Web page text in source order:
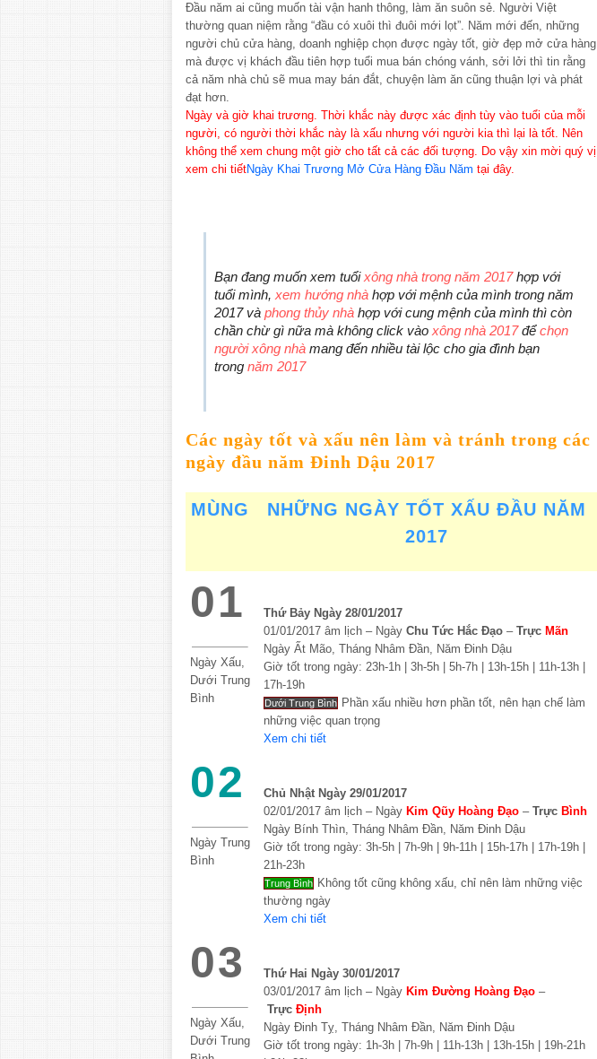
Đầu năm ai cũng muốn tài vận hanh thông, làm ăn suôn sẻ. Người Việt
thường quan niệm rằng “đầu có xuôi thì đuôi mới lọt”. Năm mới đến, những
người chủ cửa hàng, doanh nghiệp chọn được ngày tốt, giờ đẹp mở cửa hàng
mà được vị khách đầu tiên hợp tuổi mua bán chóng vánh, sởi lởi thì tin rằng
cả năm nhà chủ sẽ mua may bán đắt, chuyện làm ăn cũng thuận lợi và phát
đạt hơn.
Ngày và giờ khai trương. Thời khắc này được xác định tùy vào tuổi của mỗi
người, có người thời khắc này là xấu nhưng với người kia thì lại là tốt. Nên
không thể xem chung một giờ cho tất cả các đối tượng. Do vậy xin mời quý vị
xem chi tiếtNgày Khai Trương Mở Cửa Hàng Đầu Năm tại đây.
Bạn đang muốn xem tuổixông nhà trong năm 2017hợp với
tuổi mình, xem hướng nhà hợp với mệnh của mình trong năm
2017 và phong thủy nhà hợp với cung mệnh của mình thì còn
chần chừ gì nữa mà không click vào xông nhà 2017đểchọn
người xông nhà mang đến nhiều tài lộc cho gia đình bạn
trong năm 2017
Các ngày tốt và xấu nên làm và tránh trong các
ngày đầu năm Đinh Dậu 2017
MÙNG
NHỮNG NGÀY TỐT XẤU ĐẦU NĂM
2017
01
Ngày Xấu,
Dưới Trung
Bình
Thứ Bảy Ngày 28/01/2017
01/01/2017 âm lịch – Ngày Chu Tức Hắc Đạo – Trực Mãn
Ngày Ất Mão, Tháng Nhâm Đần, Năm Đinh Dậu
Giờ tốt trong ngày: 23h-1h | 3h-5h | 5h-7h | 13h-15h | 11h-13h |
17h-19h
Dưới Trung Bình Phần xấu nhiều hơn phần tốt, nên hạn chế làm
những việc quan trọng
Xem chi tiết
02
Ngày Trung
Bình
Chủ Nhật Ngày 29/01/2017
02/01/2017 âm lịch – Ngày Kim Qũy Hoàng Đạo – Trực Bình
Ngày Bính Thìn, Tháng Nhâm Đần, Năm Đinh Dậu
Giờ tốt trong ngày: 3h-5h | 7h-9h | 9h-11h | 15h-17h | 17h-19h |
21h-23h
Trung Bình Không tốt cũng không xấu, chỉ nên làm những việc
thường ngày
Xem chi tiết
03
Ngày Xấu,
Dưới Trung
Thứ Hai Ngày 30/01/2017
03/01/2017 âm lịch – Ngày Kim Đường Hoàng Đạo –
Trực Định
Ngày Đinh Tỵ, Tháng Nhâm Đần, Năm Đinh Dậu
Giờ tốt trong ngày: 1h-3h | 7h-9h | 11h-13h | 13h-15h | 19h-21h